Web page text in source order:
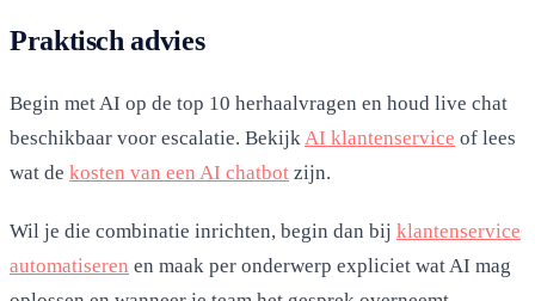
Praktisch advies
Begin met AI op de top 10 herhaalvragen en houd live chat
beschikbaar voor escalatie. BekijkAI klantenservice of lees
wat de kosten van een AI chatbot zijn.
Wil je die combinatie inrichten, begin dan bij klantenservice
automatiseren en maak per onderwerp expliciet wat AI mag